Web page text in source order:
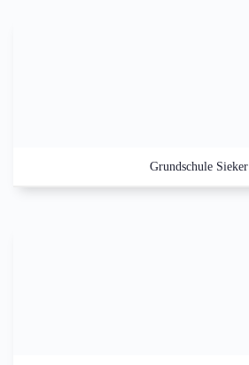
Grundschule Sieker